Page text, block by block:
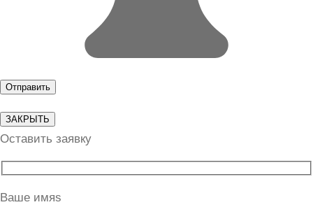
ЗАКРЫТЬ
Оставить заявку
Ваше имяs